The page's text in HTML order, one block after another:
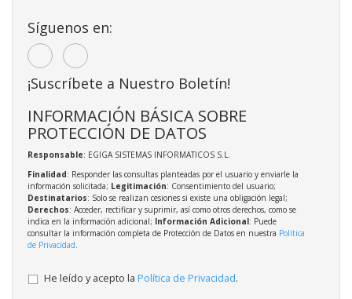
Síguenos en:
¡Suscríbete a Nuestro Boletín!
INFORMACIÓN BÁSICA SOBRE
PROTECCIÓN DE DATOS
Responsable: EGIGA SISTEMAS INFORMATICOS S.L.
Finalidad: Responder las consultas planteadas por el usuario y enviarle la
información solicitada; Legitimación: Consentimiento del usuario;
Destinatarios: Solo se realizan cesiones si existe una obligación legal;
Derechos: Acceder, rectificar y suprimir, así como otros derechos, como se
indica en la información adicional; Información Adicional: Puede
consultar la información completa de Protección de Datos en nuestra Política
de Privacidad.
He leído y acepto la Política de Privacidad.